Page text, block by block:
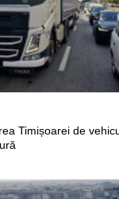
Timișoarei de